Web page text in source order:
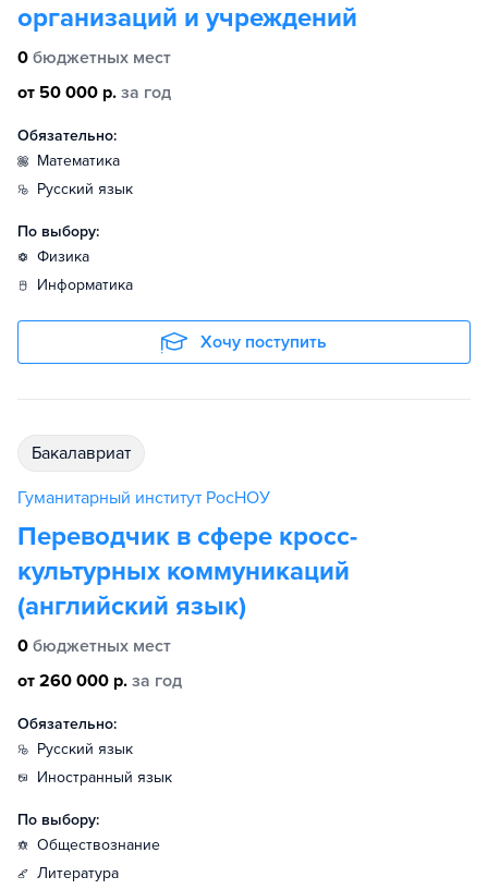
организаций и учреждений
0 бюджетных мест
от 50 000 р. за год
Обязательно:
математика
русский язык
По выбору:
физика
информатика
Хочу поступить
бакалавриат
Гуманитарный институт РосНОУ
Переводчик в сфере кросс-
культурных коммуникаций
(английский язык)
0 бюджетных мест
от 260 000 р. за год
Обязательно:
русский язык
иностранный язык
По выбору:
обществознание
литература